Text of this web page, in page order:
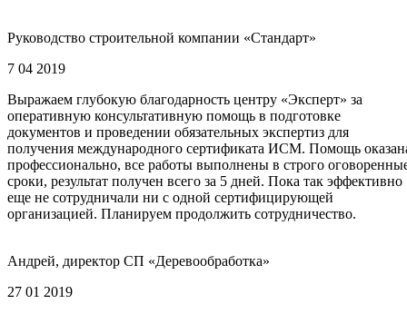
Руководство строительной компании «Стандарт»
7 04 2019
Выражаем глубокую благодарность центру «Эксперт» за
оперативную консультативную помощь в подготовке
документов и проведении обязательных экспертиз для
получения международного сертификата ИСМ. Помощь
профессионально, все работы выполнены в строго
сроки, результат получен всего за 5 дней. Пока так эффективно
еще не сотрудничали ни с одной сертифицирующей
организацией. Планируем продолжить сотрудничество.
Андрей, директор СП «Деревообработка»
27 01 2019